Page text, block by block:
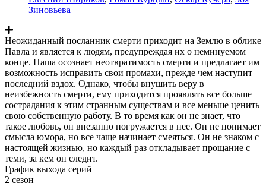
Зиновьева
Неожиданный посланник смерти приходит на Землю в облике
Павла и является к людям, предупреждая их о неминуемом
конце. Паша осознает неотвратимость смерти и предлагает им
возможность исправить свои промахи, прежде чем наступит
последний вздох. Однако, чтобы внушить веру в
неизбежность смерти, ему приходится проявлять все больше
сострадания к этим странным существам и все меньше ценить
свою собственную работу. В то время как он не знает, что
такое любовь, он внезапно погружается в нее. Он не понимает
смысла юмора, но все чаще начинает смеяться. Он не знаком с
настоящей жизнью, но каждый раз откладывает прощание с
теми, за кем он следит.
График выхода серий
2 сезон